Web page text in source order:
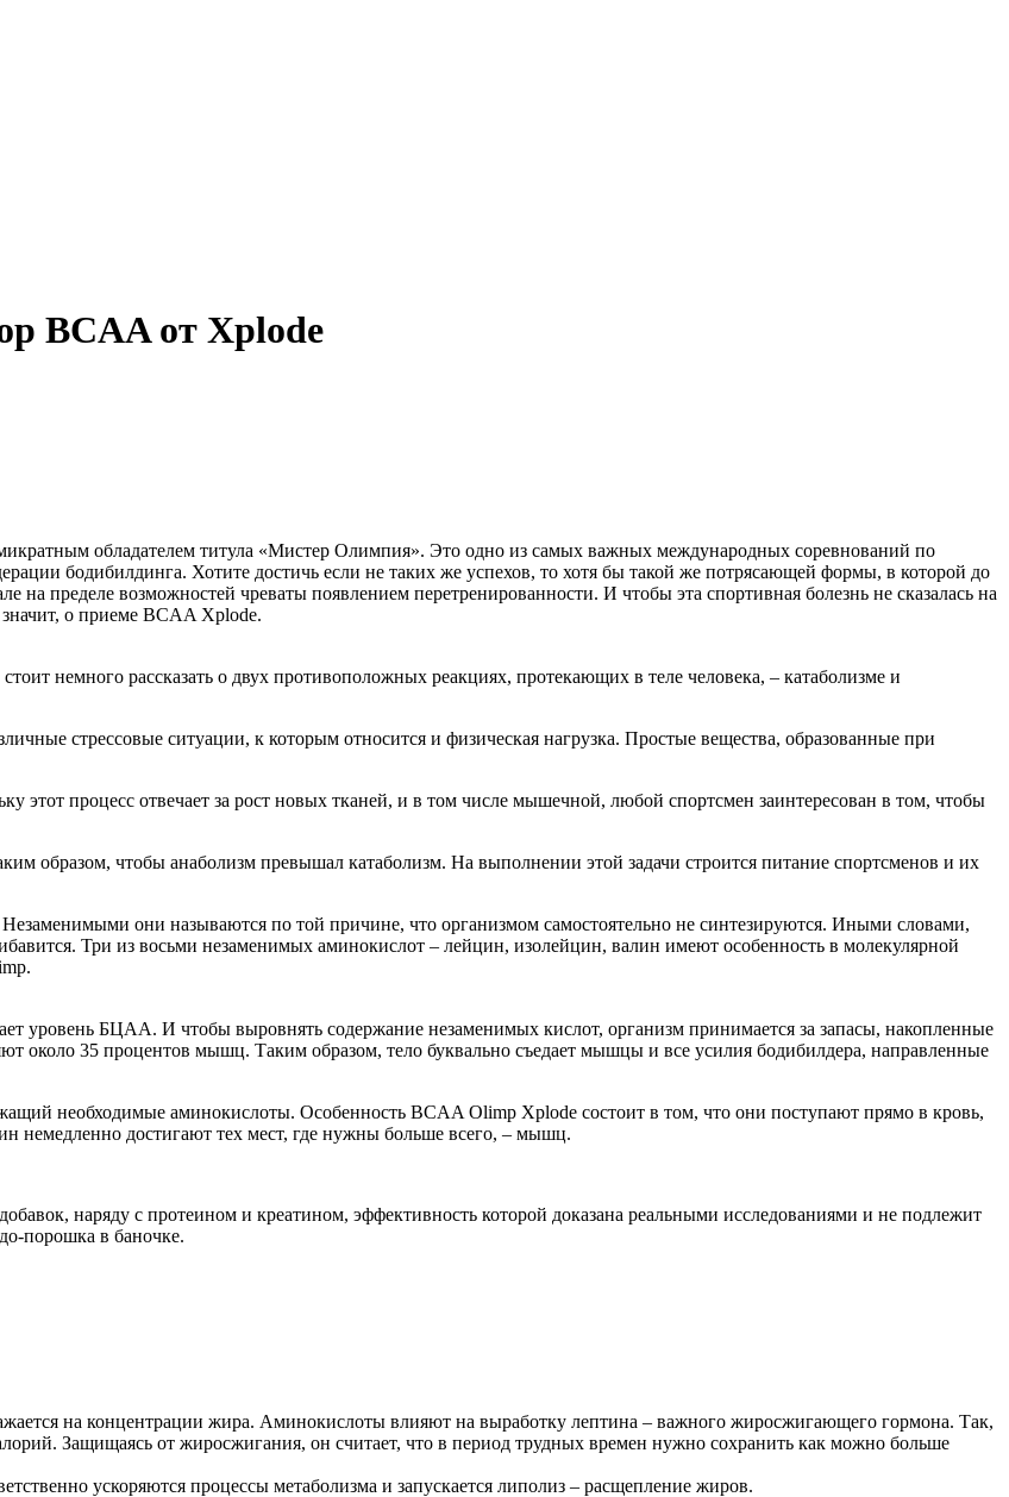
BCAA от Xplode
обладателем титула «Мистер Олимпия». Это одно из самых важных международных соревнований по
бодибилдинга. Хотите достичь если не таких же успехов, то хотя бы такой же потрясающей формы, в которой до
пределе возможностей чреваты появлением перетренированности. И чтобы эта спортивная болезнь не сказалась на
значит, о приеме BCAA Xplode.
немного рассказать о двух противоположных реакциях, протекающих в теле человека, – катаболизме и
стрессовые ситуации, к которым относится и физическая нагрузка. Простые вещества, образованные при
этот процесс отвечает за рост новых тканей, и в том числе мышечной, любой спортсмен заинтересован в том, чтобы
образом, чтобы анаболизм превышал катаболизм. На выполнении этой задачи строится питание спортсменов и их
они называются по той причине, что организмом самостоятельно не синтезируются. Иными словами,
Три из восьми незаменимых аминокислот – лейцин, изолейцин, валин имеют особенность в молекулярной
уровень БЦАА. И чтобы выровнять содержание незаменимых кислот, организм принимается за запасы, накопленные
около 35 процентов мышц. Таким образом, тело буквально съедает мышцы и все усилия бодибилдера, направленные
необходимые аминокислоты. Особенность BCAA Olimp Xplode состоит в том, что они поступают прямо в кровь,
немедленно достигают тех мест, где нужны больше всего, – мышц.
наряду с протеином и креатином, эффективность которой доказана реальными исследованиями и не подлежит
порошка в баночке.
на концентрации жира. Аминокислоты влияют на выработку лептина – важного жиросжигающего гормона. Так,
Защищаясь от жиросжигания, он считает, что в период трудных времен нужно сохранить как можно больше
ускоряются процессы метаболизма и запускается липолиз – расщепление жиров.